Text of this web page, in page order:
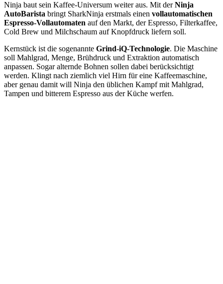
Ninja baut sein Kaffee-Universum weiter aus. Mit derNinja
AutoBarista bringt SharkNinja erstmals einen vollautomatischen
Espresso-Vollautomaten auf den Markt, der Espresso, Filterkaffee,
Cold Brew und Milchschaum auf Knopfdruck liefern soll.
Kernstück ist die sogenannte Grind-iQ-Technologie. Die Maschine
soll Mahlgrad, Menge, Brühdruck und Extraktion automatisch
anpassen. Sogar alternde Bohnen sollen dabei berücksichtigt
werden. Klingt nach ziemlich viel Hirn für eine Kaffeemaschine,
aber genau damit will Ninja den üblichen Kampf mit Mahlgrad,
Tampen und bitterem Espresso aus der Küche werfen.